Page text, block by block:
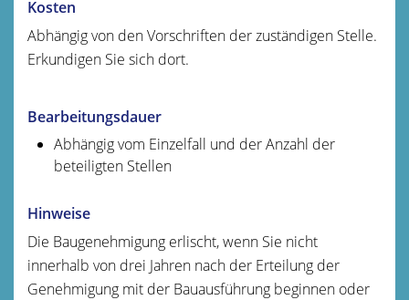
Kosten
Abhängig von den Vorschriften der zuständigen Stelle.
Erkundigen Sie sich dort.
Bearbeitungsdauer
Abhängig vom Einzelfall und der Anzahl der
beteiligten Stellen
Hinweise
Die Baugenehmigung erlischt, wenn Sie nicht
innerhalb von drei Jahren nach der Erteilung der
Genehmigung mit der Bauausführung beginnen oder